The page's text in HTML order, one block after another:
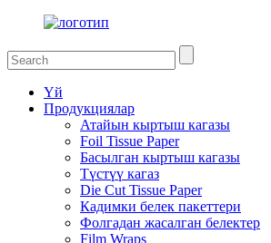
Үй
Продукциялар
Атайын кыртыш кагазы
Foil Tissue Paper
Басылган кыртыш кагазы
Түстүү кагаз
Die Cut Tissue Paper
Кадимки белек пакеттери
Фолгадан жасалган белектер
Film Wraps